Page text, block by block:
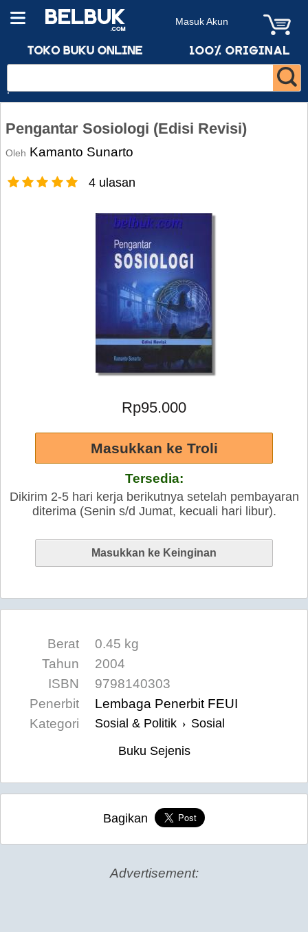
Masuk Akun
Pengantar Sosiologi (Edisi Revisi)
Oleh Kamanto Sunarto
4 ulasan
Rp95.000
Tersedia:
Dikirim 2-5 hari kerja berikutnya setelah pembayaran
diterima (Senin s/d Jumat, kecuali hari libur).
Berat
0.45 kg
Tahun
2004
ISBN
9798140303
Penerbit
Lembaga Penerbit FEUI
Kategori
Sosial & Politik › Sosial
Buku Sejenis
Bagikan
Advertisement: